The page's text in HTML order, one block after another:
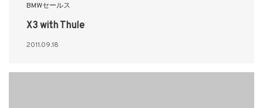
BMWセールス
X3 with Thule
2011.09.18